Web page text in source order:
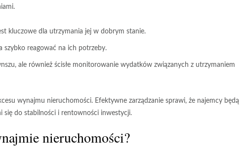
kluczowe dla utrzymania jej w dobrym stanie.
szybko reagować na ich potrzeby.
ale również ścisłe monitorowanie wydatków związanych z utrzymaniem
wynajmu nieruchomości. Efektywne zarządzanie sprawi, że najemcy będą
się do stabilności i rentowności inwestycji.
nieruchomości?